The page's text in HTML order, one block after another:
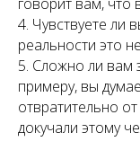
4. Чувствуете ли
реальности это
5. Сложно ли вам
примеру, вы
отвратительно
докучали этому